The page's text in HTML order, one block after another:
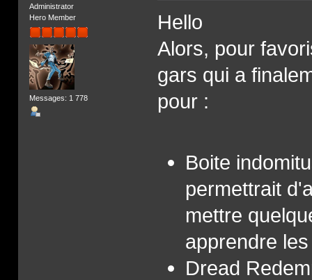
Administrator
Hero Member
Messages: 1 778
Hello
Alors, pour
gars qui a
pour :
Boite
permettrait
mettre
apprendre
Dread